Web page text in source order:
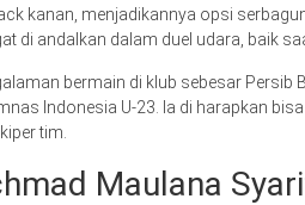
kanan, menjadikannya opsi
di andalkan dalam duel udara, baik
bermain di klub sebesar Persib
Indonesia U-23. Ia di harapkan
tim.
Maulana